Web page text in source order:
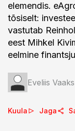
elemendis.
tõsiselt:
vastutab
eest Mihkel
eelmine
Eveliis Vaaks
Kuula Jaga